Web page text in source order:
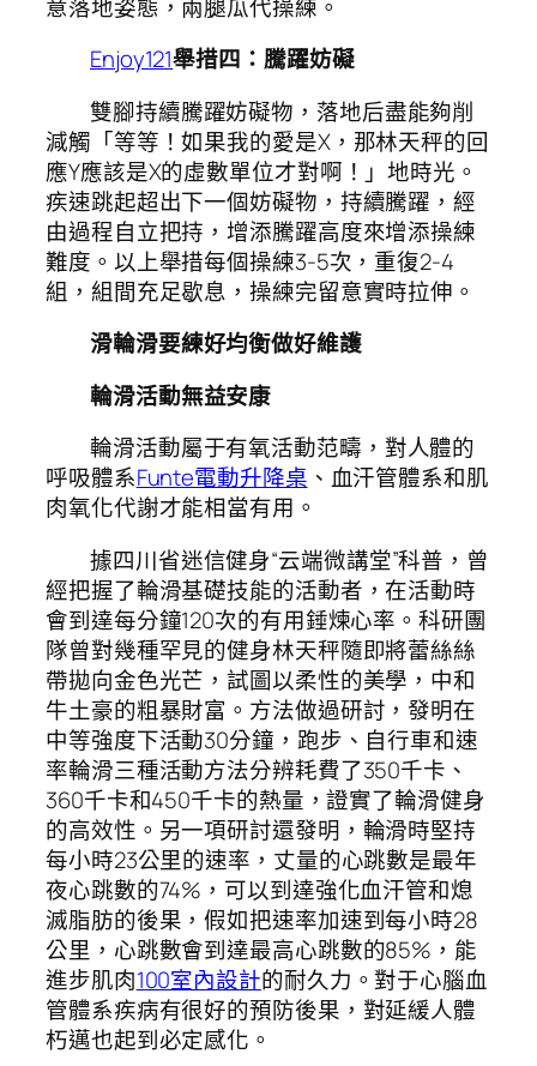
意落地姿態，兩腿瓜代操練。
Enjoy121舉措四：騰躍妨礙
雙腳持續騰躍妨礙物，落地后盡能夠削
減觸「等等！如果我的愛是X，那林天秤的回
應Y應該是X的虛數單位才對啊！」地時光。
疾速跳起超出下一個妨礙物，持續騰躍，經
由過程自立把持，增添騰躍高度來增添操練
難度。以上舉措每個操練3-5次，重復2-4
組，組間充足歇息，操練完留意實時拉伸。
滑輪滑要練好均衡做好維護
輪滑活動無益安康
輪滑活動屬于有氧活動范疇，對人體的
呼吸體系Funte電動升降桌 、血汗管體系和肌
肉氧化代謝才能相當有用。
據四川省迷信健身“云端微講堂”科普，曾
經把握了輪滑基礎技能的活動者，在活動時
會到達每分鐘120次的有用錘煉心率。科研團
隊曾對幾種罕見的健身林天秤隨即將蕾絲絲
帶拋向金色光芒，試圖以柔性的美學，中和
牛土豪的粗暴財富。方法做過研討，發明在
中等強度下活動30分鐘，跑步、自行車和速
率輪滑三種活動方法分辨耗費了350千卡、
360千卡和450千卡的熱量，證實了輪滑健身
的高效性。另一項研討還發明，輪滑時堅持
每小時23公里的速率，丈量的心跳數是最年
夜心跳數的74%，可以到達強化血汗管和熄
滅脂肪的後果，假如把速率加速到每小時28
公里，心跳數會到達最高心跳數的85%，能
進步肌肉100室內設計的耐久力。對于心腦血
管體系疾病有很好的預防後果，對延緩人體
朽邁也起到必定感化。